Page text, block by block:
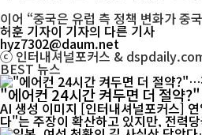
이어 “중국은 유럽 측 정책 변화가 중
허훈 기자이 기자의 다른 기사
hyz7302@daum.net
ⓒ 인터내셔널포커스 &
BEST뉴스
"에어컨 24시간 켜두면 더 절약
AI 생성 이미지 [인터내셔널포커스] 연일 폭염이 이어지며 냉방기 사용이 급증하고 전기요금 부담에 대한 우려도 커지고 있다. 최근 온라인에서는 "에어컨은 24시간 계속 켜두는 것이 오히려 전기료를 아낀
다"는 주장이 확산하고 있지만, 전력